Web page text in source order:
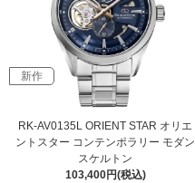
新作
RK-AV0135L ORIENT STAR オリエ
ントスター コンテンポラリー モダン
スケルトン
103,400円(税込)